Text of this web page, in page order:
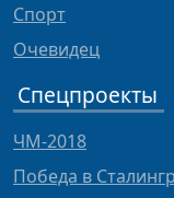
Спорт
Очевидец
Спецпроекты
ЧМ-2018
Победа в